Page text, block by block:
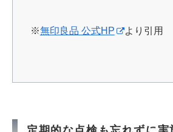
※無印良品 公式HP より引用